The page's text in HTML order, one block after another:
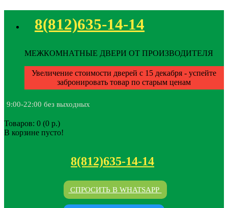
8(812)635-14-14
МЕЖКОМНАТНЫЕ ДВЕРИ ОТ ПРОИЗВОДИТЕЛЯ
Увеличение стоимости дверей с 15 декабря - успейте
забронировать товар по старым ценам
9:00-22:00 без выходных
Товаров: 0 (0 р.)
В корзине пусто!
8(812)635-14-14
СПРОСИТЬ В WHATSAPP